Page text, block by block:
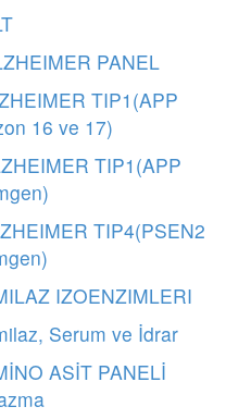
PANEL
TIP1(APP
16 ve 17)
TIP1(APP
TIP4(PSEN2
IZOENZIMLERI
Serum ve İdrar
ASİT PANELİ